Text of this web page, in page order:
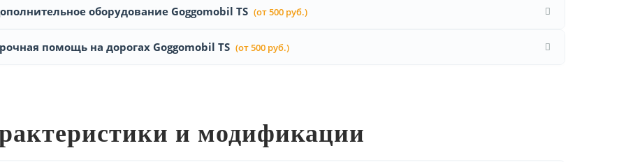
оборудование Goggomobil TS (от 500 руб.)
помощь на дорогах Goggomobil TS (от 500 руб.)
и модификации